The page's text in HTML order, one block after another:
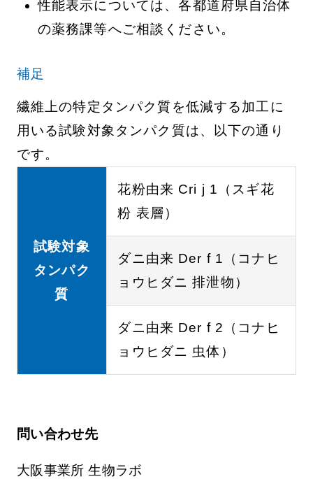
性能表示については、各都道府県自治体
の薬務課等へご相談ください。
補足
繊維上の特定タンパク質を低減する加工に
用いる試験対象タンパク質は、以下の通り
です。
試験対象
タンパク
質
花粉由来 Cri j 1（スギ花
粉 表層）
ダニ由来 Der f 1（コナヒ
ョウヒダニ 排泄物）
ダニ由来 Der f 2（コナヒ
ョウヒダニ 虫体）
問い合わせ先
大阪事業所 生物ラボ